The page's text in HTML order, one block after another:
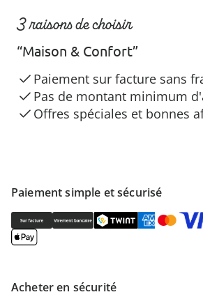
Paiement simple et sécurisé
Acheter en sécurité
3 raisons de choisir
“Maison & Confort”
Paiement sur facture sans
Pas de montant minimum
Offres spéciales et bonnes